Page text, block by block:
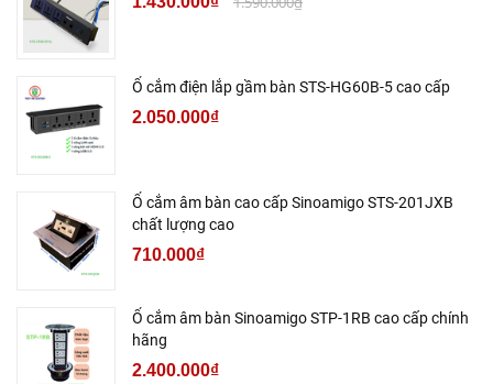
Ổ cắm điện lắp gầm bàn STS-HG60B-5 cao cấp
2.050.000₫
Ổ cắm âm bàn cao cấp Sinoamigo STS-201JXB
chất lượng cao
710.000₫
Ổ cắm âm bàn Sinoamigo STP-1RB cao cấp chính
hãng
2.400.000₫